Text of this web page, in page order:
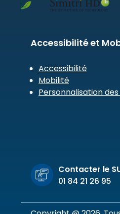
Accessibilité et
Accessibilité
Mobilité
Personnalisation
Contacter le
01 84 21 26 95